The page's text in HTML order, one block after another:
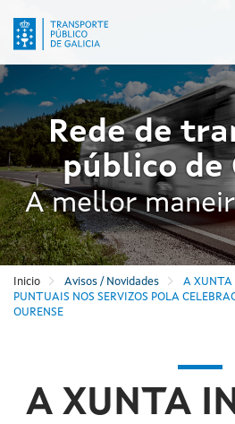
contido
principal
Rede de
público de
A mellor
Inicio Avisos / Novidades
A XUNTA
PUNTUAIS NOS SERVIZOS POLA
OURENSE
A XUNTA